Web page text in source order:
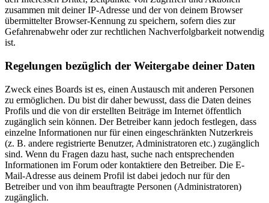
zusammen mit deiner IP-Adresse und der von deinem Browser
übermittelter Browser-Kennung zu speichern, sofern dies zur
Gefahrenabwehr oder zur rechtlichen Nachverfolgbarkeit notwendig
ist.
Regelungen bezüglich der Weitergabe deiner Daten
Zweck eines Boards ist es, einen Austausch mit anderen Personen
zu ermöglichen. Du bist dir daher bewusst, dass die Daten deines
Profils und die von dir erstellten Beiträge im Internet öffentlich
zugänglich sein können. Der Betreiber kann jedoch festlegen, dass
einzelne Informationen nur für einen eingeschränkten Nutzerkreis
(z. B. andere registrierte Benutzer, Administratoren etc.) zugänglich
sind. Wenn du Fragen dazu hast, suche nach entsprechenden
Informationen im Forum oder kontaktiere den Betreiber. Die E-
Mail-Adresse aus deinem Profil ist dabei jedoch nur für den
Betreiber und von ihm beauftragte Personen (Administratoren)
zugänglich.